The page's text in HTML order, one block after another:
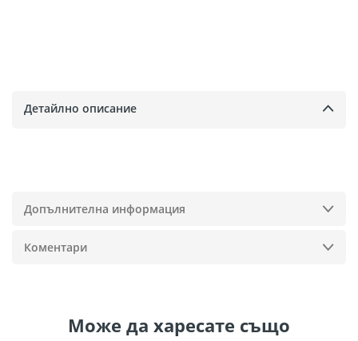
Детайлно описание
Допълнителна информация
Коментари
Може да харесате също